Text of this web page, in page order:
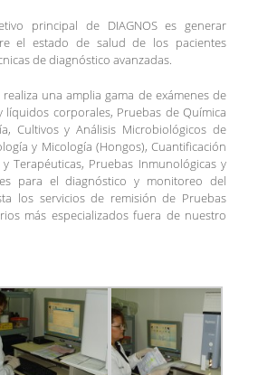
principal de DIAGNOS es generar
el estado de salud de los pacientes
de diagnóstico avanzadas.
una amplia gama de exámenes de
líquidos corporales, Pruebas de Química
Cultivos y Análisis Microbiológicos de
y Micología (Hongos), Cuantificación
Terapéuticas, Pruebas Inmunológicas y
para el diagnóstico y monitoreo del
los servicios de remisión de Pruebas
más especializados fuera de nuestro